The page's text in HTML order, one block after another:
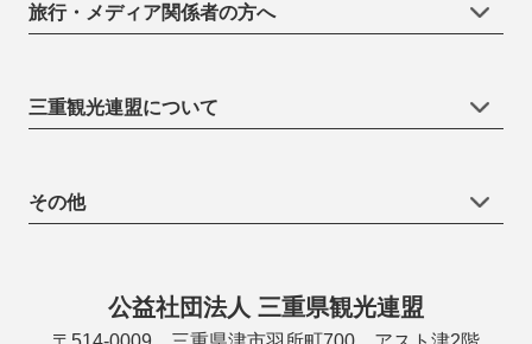
旅行・メディア関係者の方へ
三重観光連盟について
その他
公益社団法人 三重県観光連盟